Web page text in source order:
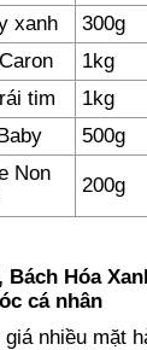
xanh 300g
1kg
tim 1kg
500g
Non
200g
Bách Hóa
cá nhân
giá nhiều mặt